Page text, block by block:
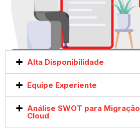
Alta Disponibilidade
Equipe Experiente
Análise SWOT para Migração
Cloud